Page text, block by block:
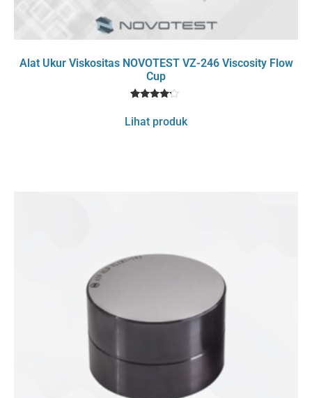
Alat Ukur Viskositas NOVOTEST VZ-246 Viscosity Flow
Cup
4
out of 5
Lihat produk